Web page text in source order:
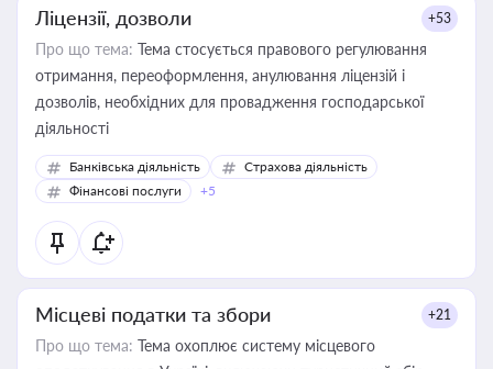
Ліцензії, дозволи +53
Про що тема: Тема стосується правового регулювання
отримання, переоформлення, анулювання ліцензій і
дозволів, необхідних для провадження господарської
діяльності
Банківська діяльність
Страхова діяльність
Фінансові послуги
+5
Місцеві податки та збори +21
Про що тема: Тема охоплює систему місцевого